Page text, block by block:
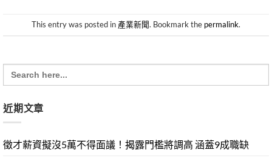
This entry was posted in 產業新聞. Bookmark the permalink.
Search
for:
近期文章
徵才薪資擬沒5萬不得面議！揭露門檻將調高 涵蓋9成職缺